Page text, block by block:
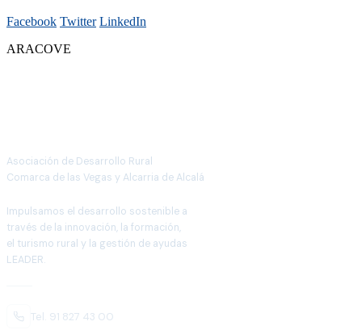
Facebook Twitter LinkedIn
ARACOVE
Asociación de Desarrollo Rural
Comarca de las Vegas y Alcarria de Alcalá
Impulsamos el desarrollo sostenible a
través de la innovación, la formación,
el turismo rural y la gestión de ayudas
LEADER.
Tel. 91 827 43 00